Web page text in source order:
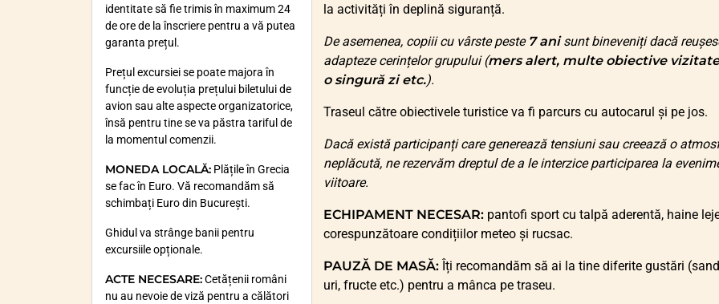
identitate să fie trimis în maximum 24
de ore de la înscriere pentru a vă putea
garanta prețul.
Prețul excursiei se poate majora în
funcție de evoluția prețului biletului de
avion sau alte aspecte organizatorice,
însă pentru tine se va păstra tariful de
la momentul comenzii.
MONEDA LOCALĂ: Plățile în Grecia
se fac în Euro. Vă recomandăm să
schimbați Euro din București.
Ghidul va strânge banii pentru
excursiile opționale.
ACTE NECESARE:Cetățenii români
nu au nevoie de viză pentru a călători
la activități în deplină siguranță.
De asemenea, copiii cu vârste peste 7 anisunt bineveniți dacă
adapteze cerințelor grupului (mers alert, multe obiective
o singură zi etc.).
Traseul către obiectivele turistice va fi parcurs cu autocarul și pe jos.
Dacă există participanți care generează tensiuni sau creează o
neplăcută, ne rezervăm dreptul de a le interzice participarea la
viitoare.
ECHIPAMENT NECESAR: pantofi sport cu talpă aderentă, haine
corespunzătoare condițiilor meteo și rucsac.
PAUZĂ DE MASĂ: Îți recomandăm să ai la tine diferite gustări
uri, fructe etc.) pentru a mânca pe traseu.